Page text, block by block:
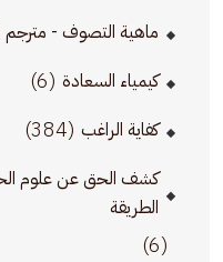
ماهية التصوف - مترجم
كيمياء السعادة (6)
كفاية الراغب (384)
كشف الحق عن علوم
الطريقة
(6)